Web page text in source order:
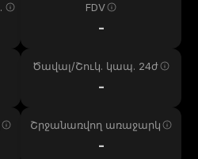
FDV
-
Ծավալ/Շուկ. կապ. 24ժ
-
Շրջանառվող առաջարկ
-